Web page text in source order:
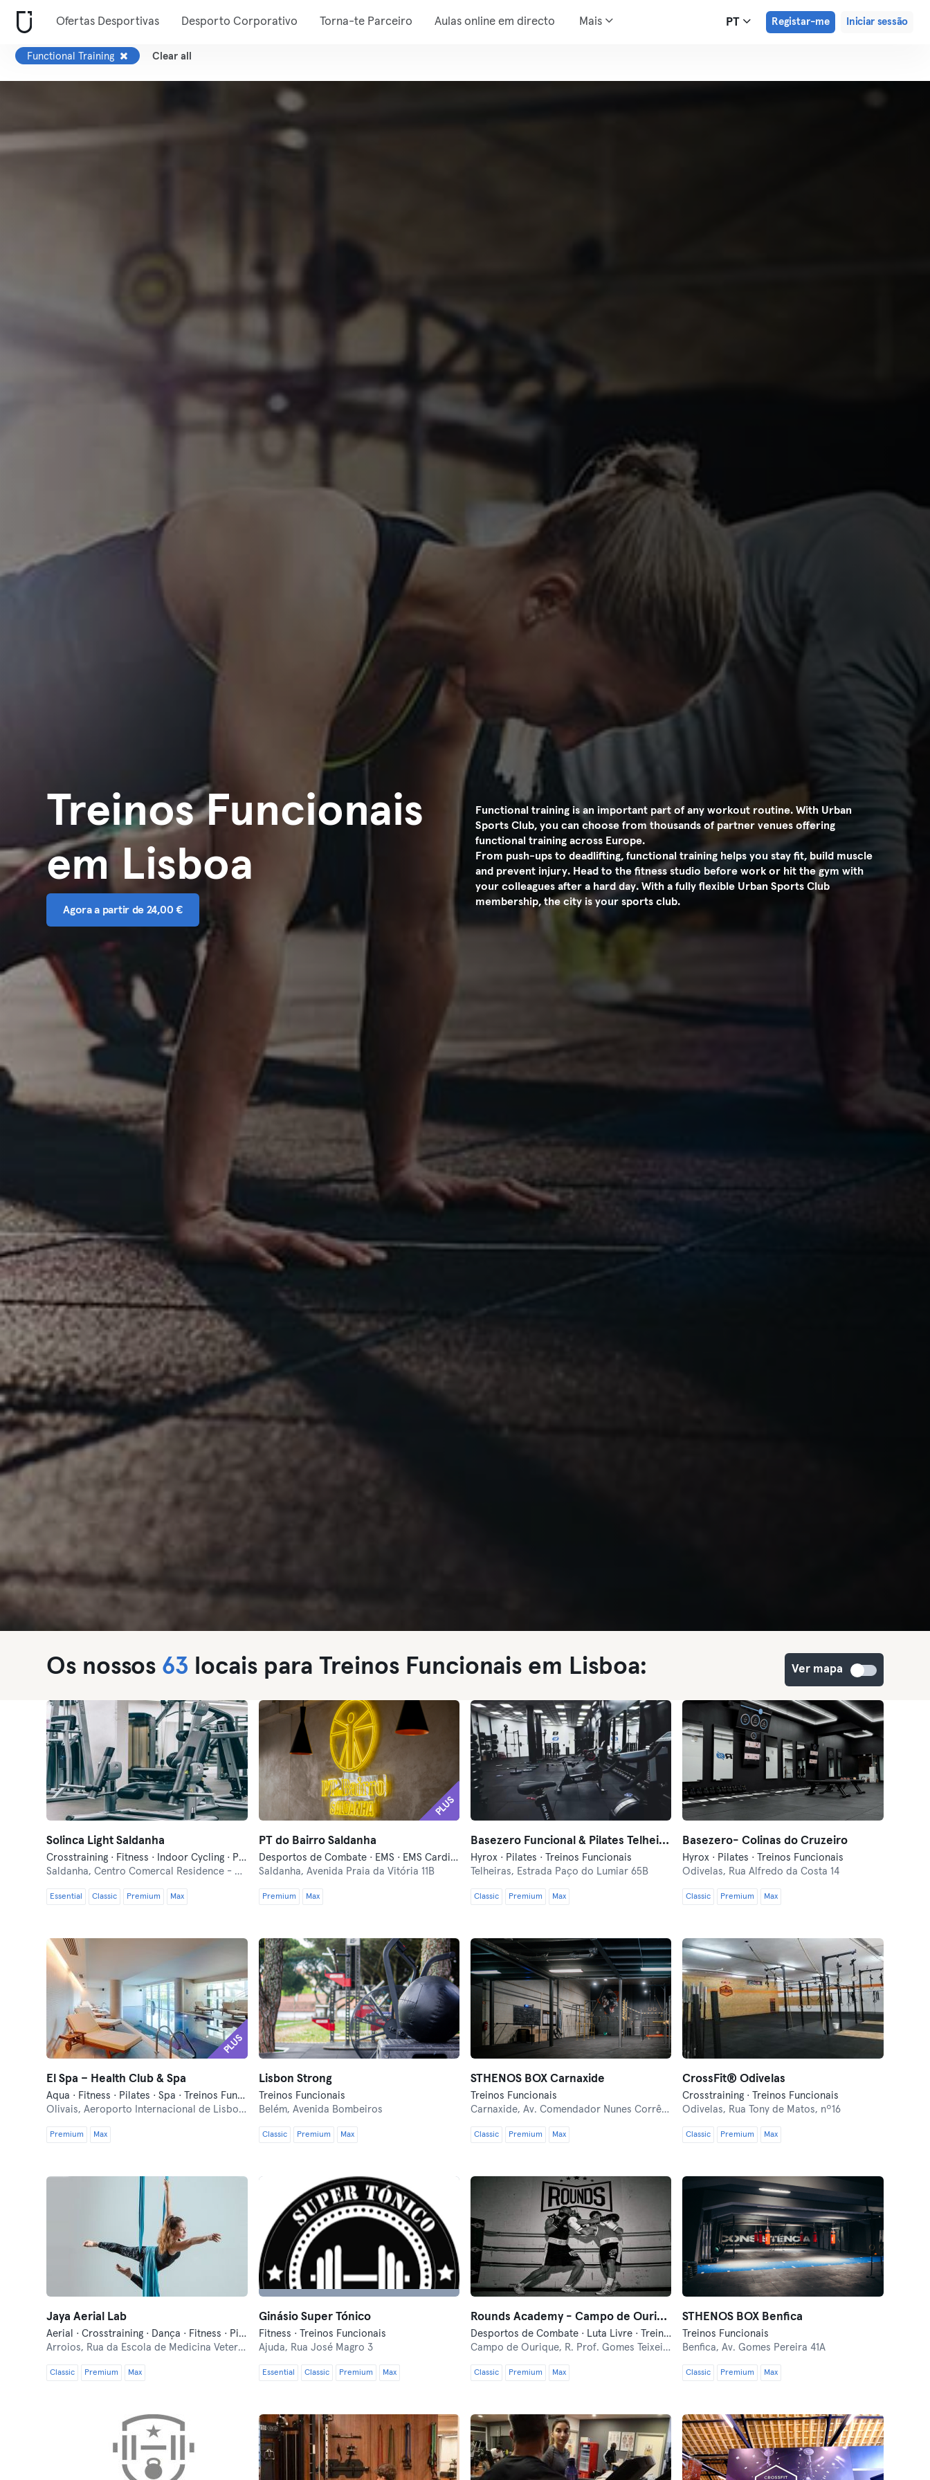
Ofertas Desportivas Desporto Corporativo Torna-te Parceiro Aulas online em directo Mais PT Registar-me Iniciar sessão
Functional Training Clear all
Treinos Funcionais
em Lisboa
Agora a partir de 24,00 €
Functional training is an important part of any workout routine. With Urban
Sports Club, you can choose from thousands of partner venues offering
functional training across Europe.
From push-ups to deadlifting, functional training helps you stay fit, build muscle
and prevent injury. Head to the fitness studio before work or hit the gym with
your colleagues after a hard day. With a fully flexible Urban Sports Club
membership, the city is your sports club.
Os nossos 63 locais para Treinos Funcionais em Lisboa: Ver mapa
Solinca Light Saldanha
Crosstraining · Fitness · Indoor Cycling · Pilates · Treinos Funcionais · Yoga
Saldanha,Centro Comercal Residence - Avenida Fontes Pereira de Melo nº 0.10
Essential Classic Premium Max
PLUS
PT do Bairro Saldanha
Desportos de Combate · EMS · EMS Cardio · Massagem · Pilates · Pilates Reformer · Treinos Funcionais
Saldanha, Avenida Praia da Vitória 11B
Premium Max
Basezero Funcional & Pilates Telheiras
Hyrox · Pilates · Treinos Funcionais
Telheiras, Estrada Paço do Lumiar 65B
Classic Premium Max
Basezero- Colinas do Cruzeiro
Hyrox · Pilates · Treinos Funcionais
Odivelas, Rua Alfredo da Costa 14
Classic Premium Max
PLUS
El Spa – Health Club & Spa
Aqua · Fitness · Pilates · Spa · Treinos Funcionais · Yoga
Olivais,Aeroporto Internacional de Lisboa, Rua C Nº2 1749-125
Premium Max
Lisbon Strong
Treinos Funcionais
Belém, Avenida Bombeiros
Classic Premium Max
STHENOS BOX Carnaxide
Treinos Funcionais
Carnaxide, Av. Comendador Nunes Corrêa, 72A
Classic Premium Max
CrossFit® Odivelas
Crosstraining · Treinos Funcionais
Odivelas, Rua Tony de Matos, nº16
Classic Premium Max
Jaya Aerial Lab
Aerial · Crosstraining · Dança · Fitness · Pilates · Pole Dance · Treinos Funcionais · Yoga
Arroios, Rua da Escola de Medicina Veterinária 15
Classic Premium Max
Ginásio Super Tónico
Fitness · Treinos Funcionais
Ajuda, Rua José Magro 3
Essential Classic Premium Max
Rounds Academy - Campo de Ourique
Desportos de Combate · Luta Livre · Treinos Funcionais
Campo de Ourique, R. Prof. Gomes Teixeira 19A
Classic Premium Max
STHENOS BOX Benfica
Treinos Funcionais
Benfica,Av. Gomes Pereira 41A
Classic Premium Max